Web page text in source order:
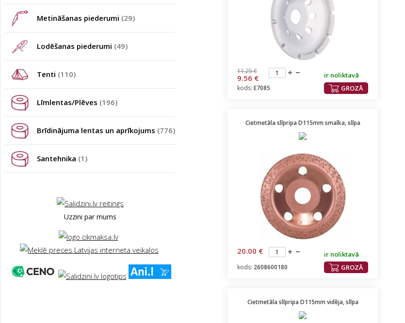
Metināšanas piederumi (29)
Lodēšanas piederumi (49)
Tenti (110)
Līmlentas/Plēves (196)
Brīdinājuma lentas un aprīkojums (776)
Santehnika (1)
Uzzini par mums
11.25 €
9.56 €
ir noliktavā
GROZĀ
kods: E7085
Cietmetāla slīpripa D115mm smalka, slīpa
20.00 €
ir noliktavā
GROZĀ
kods: 2608600180
Cietmetāla slīpripa D115mm vidēja, slīpa